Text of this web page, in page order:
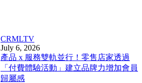
CRMLTV
July 6, 2026
產品 x 服務雙軌並行！零售店家透過
「付費體驗活動」建立品牌力增加會員
歸屬感